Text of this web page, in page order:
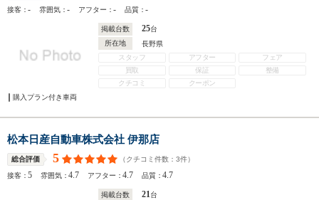
接客：- 雰囲気：- アフター：- 品質：-
掲載台数 25台
所在地
長野県
スタッフ
アフター
フェア
買取
保証
整備
クチコミ
クーポン
購入プラン付き車両
松本日産自動車株式会社 伊那店
総合評価 5 （クチコミ件数： 3件）
接客：5 雰囲気：4.7 アフター：4.7 品質：4.7
掲載台数 21台